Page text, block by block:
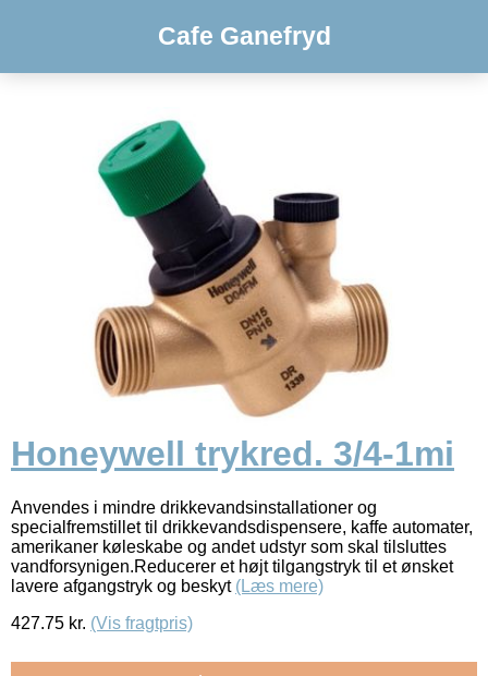
Cafe Ganefryd
Honeywell trykred. 3/4-1mi
Anvendes i mindre drikkevandsinstallationer og
specialfremstillet til drikkevandsdispensere, kaffe automater,
amerikaner køleskabe og andet udstyr som skal tilsluttes
vandforsynigen.Reducerer et højt tilgangstryk til et ønsket
lavere afgangstryk og beskyt (Læs mere)
427.75 kr. (Vis fragtpris)